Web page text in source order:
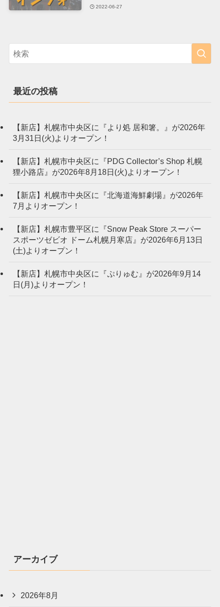
2022-06-27
最近の投稿
【新店】札幌市中央区に『より処 居和箸。』が2026年
3月31日(火)よりオープン！
【新店】札幌市中央区に『PDG Collector’s Shop 札幌
狸小路店』が2026年8月18日(火)よりオープン！
【新店】札幌市中央区に『北海道海鮮劇場』が2026年
7月よりオープン！
【新店】札幌市豊平区に『Snow Peak Store スーパー
スポーツゼビオ ドーム札幌月寒店』が2026年6月13日
(土)よりオープン！
【新店】札幌市中央区に『ぷりゅむ』が2026年9月14
日(月)よりオープン！
アーカイブ
2026年8月